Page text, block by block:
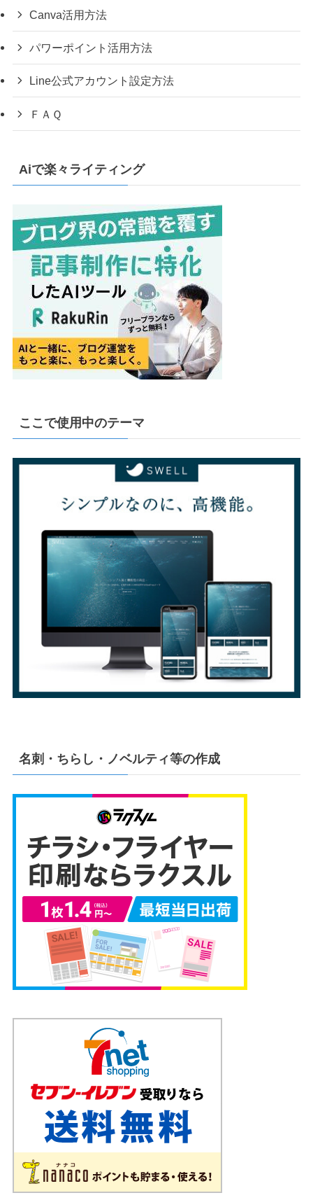
Canva活用方法
パワーポイント活用方法
Line公式アカウント設定方法
ＦＡＱ
Aiで楽々ライティング
ここで使用中のテーマ
名刺・ちらし・ノベルティ等の作成